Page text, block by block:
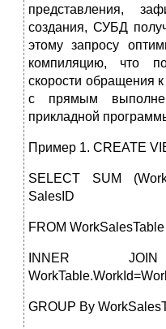
представления,
создания, СУБД
этому запросу
компиляцию, что
скорости обращения
с прямым
прикладной
Пример 1. CREATE
SELECT SUM
SalesID
FROM WorkSalesTable
INNER
GROUP By